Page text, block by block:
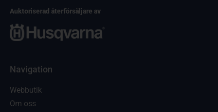
Auktoriserad återförsäljare av
Navigation
Webbutik
Om oss